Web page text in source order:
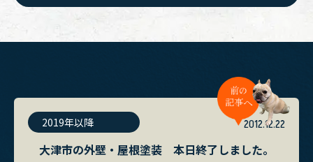
2019年以降 2012.12.22
大津市の外壁・屋根塗装 本日終了しました。